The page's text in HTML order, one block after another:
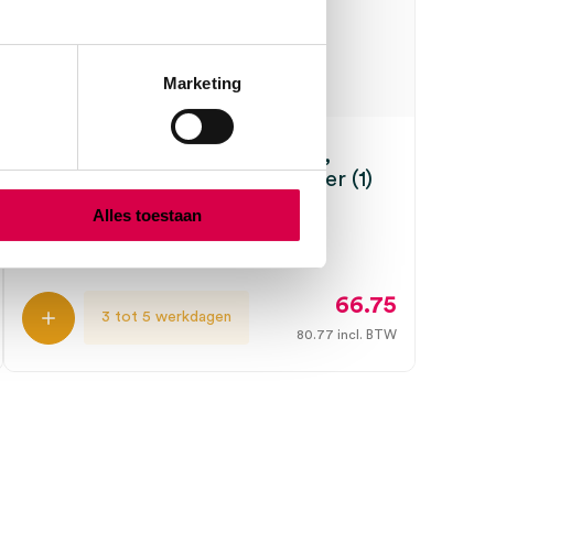
Marketing
Alles toestaan
ALSA neutrale elektrodeplaat,
EIP/9, RVS, met 2.5 meter snoer (1)
1 stuk, 2.5m
3 tot 5 werkdagen 66.75
80.77 incl. BTW